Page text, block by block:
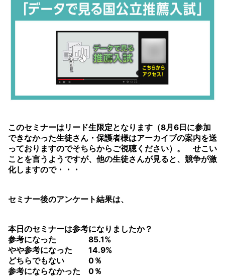
このセミナーはリード生限定となります（8月6日に参加
できなかった生徒さん・保護者様はアーカイブの案内を送
っておりますのでそちらからご視聴ください）。 せこい
ことを言うようですが、他の生徒さんが見ると、競争が激
化しますので・・・
セミナー後のアンケート結果は、
本日のセミナーは参考になりましたか？
参考になった 85.1%
やや参考になった 14.9%
どちらでもない 0％
参考にならなかった 0％